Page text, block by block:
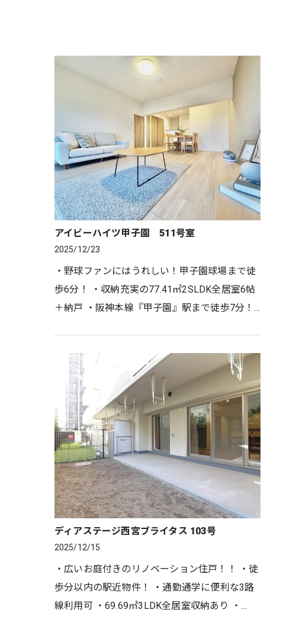
アイビーハイツ甲子園 511号室
2025/12/23
・野球ファンにはうれしい！甲子園球場まで徒
歩6分！ ・収納充実の77.41㎡2SLDK全居室6帖
＋納戸 ・阪神本線『甲子園』駅まで徒歩7分！
ディアステージ西宮ブライタス 103号
2025/12/15
・広いお庭付きのリノベーション住戸！！ ・徒
歩分以内の駅近物件！ ・通勤通学に便利な3路
線利用可 ・69.69㎡3LDK全居室収納あり ・